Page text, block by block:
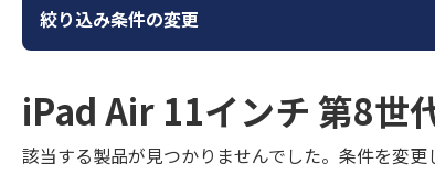
絞り込み条件の変更
iPad Air 11インチ 第8世
該当する製品が見つかりませんでした。条件を変更